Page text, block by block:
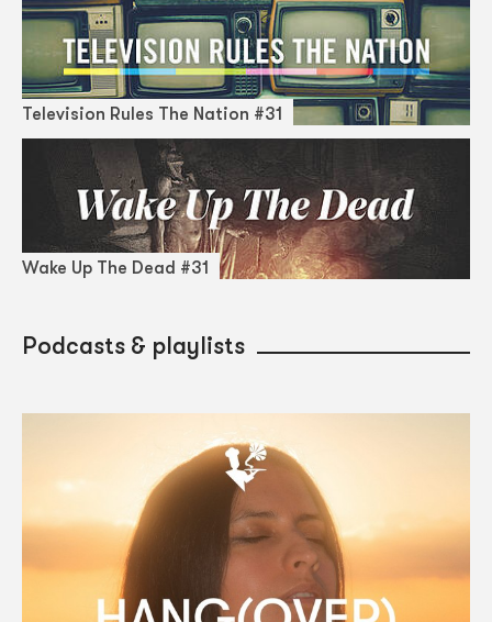
Television Rules The Nation #31
Wake Up The Dead #31
Podcasts & playlists